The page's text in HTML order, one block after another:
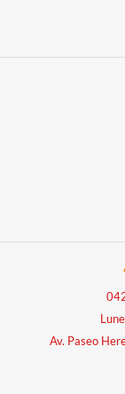
Av. Paseo